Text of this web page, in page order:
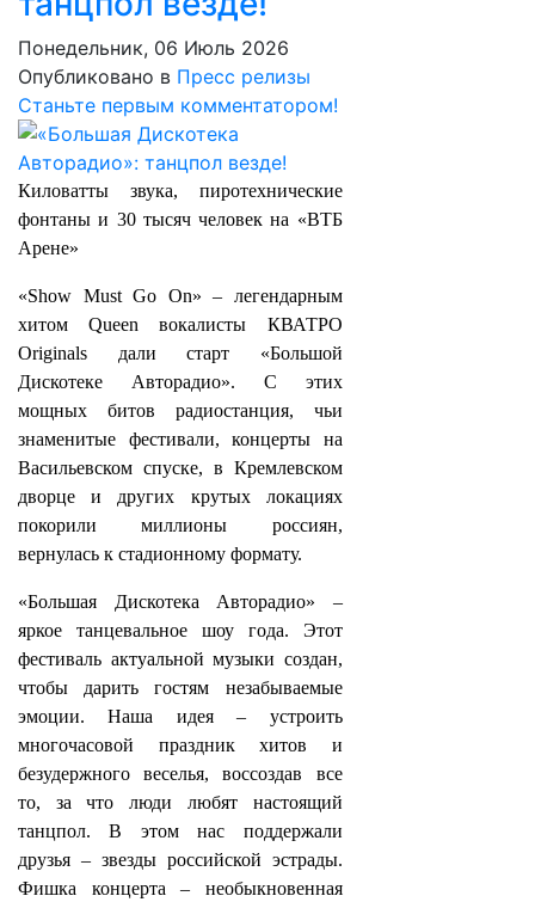
Понедельник, 06 Июль 2026
Опубликовано в Пресс релизы
Станьте первым комментатором!
Киловатты звука, пиротехнические
фонтаны и 30 тысяч человек на «ВТБ
Арене»
«Show Must Go On» – легендарным
хитом Queen вокалисты КВАТРО
Originals дали старт «Большой
Дискотеке Авторадио». С этих
мощных битов радиостанция, чьи
знаменитые фестивали, концерты на
Васильевском спуске, в Кремлевском
дворце и других крутых локациях
покорили миллионы россиян,
вернулась к стадионному формату.
«Большая Дискотека Авторадио» –
яркое танцевальное шоу года. Этот
фестиваль актуальной музыки создан,
чтобы дарить гостям незабываемые
эмоции. Наша идея – устроить
многочасовой праздник хитов и
безудержного веселья, воссоздав все
то, за что люди любят настоящий
танцпол. В этом нас поддержали
друзья – звезды российской эстрады.
Фишка концерта – необыкновенная